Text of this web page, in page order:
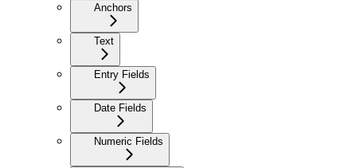
Anchors
Text
Entry Fields
Date Fields
Numeric Fields